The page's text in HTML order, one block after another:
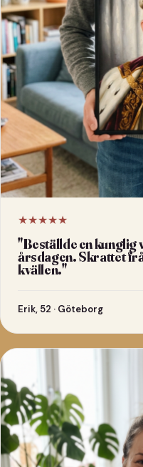
★★★★★
"Beställde en kunglig
årsdagen. Skrattet
kvällen."
Erik, 52 · Göteborg